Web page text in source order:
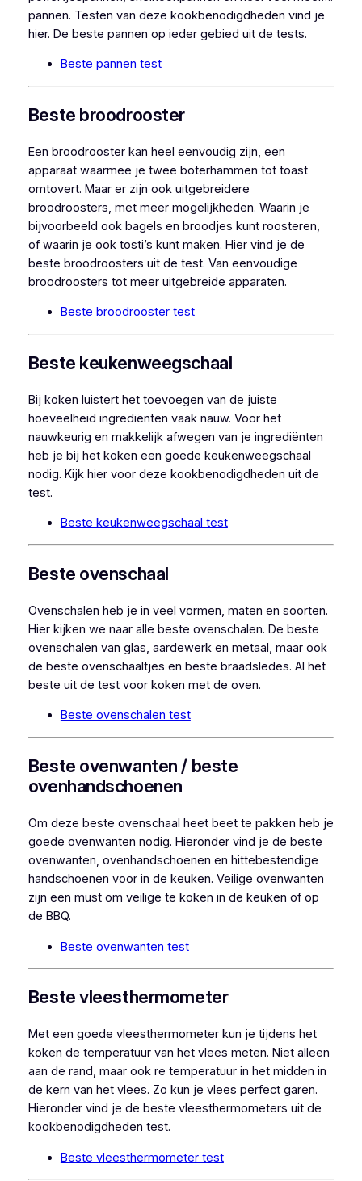
pannen. Testen van deze kookbenodigdheden vind je
hier. De beste pannen op ieder gebied uit de tests.
Beste pannen test
Beste broodrooster
Een broodrooster kan heel eenvoudig zijn, een
apparaat waarmee je twee boterhammen tot toast
omtovert. Maar er zijn ook uitgebreidere
broodroosters, met meer mogelijkheden. Waarin je
bijvoorbeeld ook bagels en broodjes kunt roosteren,
of waarin je ook tosti’s kunt maken. Hier vind je de
beste broodroosters uit de test. Van eenvoudige
broodroosters tot meer uitgebreide apparaten.
Beste broodrooster test
Beste keukenweegschaal
Bij koken luistert het toevoegen van de juiste
hoeveelheid ingrediënten vaak nauw. Voor het
nauwkeurig en makkelijk afwegen van je ingrediënten
heb je bij het koken een goede keukenweegschaal
nodig. Kijk hier voor deze kookbenodigdheden uit de
test.
Beste keukenweegschaal test
Beste ovenschaal
Ovenschalen heb je in veel vormen, maten en soorten.
Hier kijken we naar alle beste ovenschalen. De beste
ovenschalen van glas, aardewerk en metaal, maar ook
de beste ovenschaaltjes en beste braadsledes. Al het
beste uit de test voor koken met de oven.
Beste ovenschalen test
Beste ovenwanten / beste
ovenhandschoenen
Om deze beste ovenschaal heet beet te pakken heb je
goede ovenwanten nodig. Hieronder vind je de beste
ovenwanten, ovenhandschoenen en hittebestendige
handschoenen voor in de keuken. Veilige ovenwanten
zijn een must om veilige te koken in de keuken of op
de BBQ.
Beste ovenwanten test
Beste vleesthermometer
Met een goede vleesthermometer kun je tijdens het
koken de temperatuur van het vlees meten. Niet alleen
aan de rand, maar ook re temperatuur in het midden in
de kern van het vlees. Zo kun je vlees perfect garen.
Hieronder vind je de beste vleesthermometers uit de
kookbenodigdheden test.
Beste vleesthermometer test